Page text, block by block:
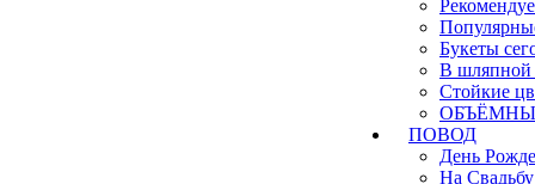
Букеты
В шляпной
Стойкие
ПОВОД
День
На Свадьбу